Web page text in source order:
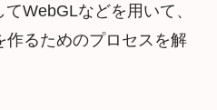
WebGLなどを用いて、
作るためのプロセスを解